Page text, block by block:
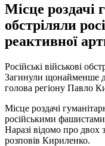
Місце роздачі
обстріляли
реактивної
Російські військові
Загинули щонайменше
голова регіону Павло
Місце роздачі
російськими фашистами
Наразі відомо про двох
розповів Кириленко.